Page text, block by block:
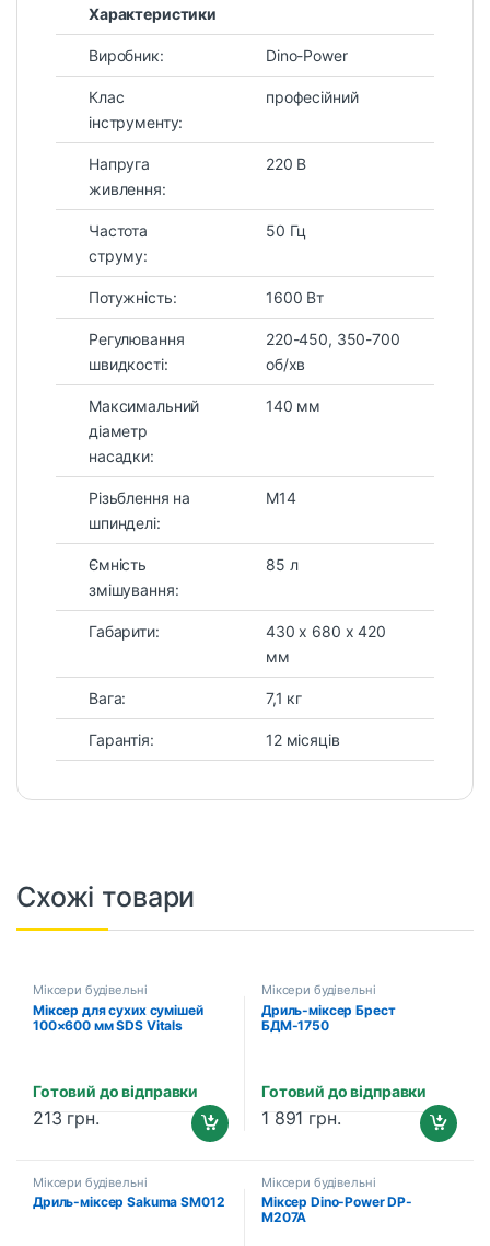
Характеристики
Виробник: Dino-Power
Клас
інструменту:
професійний
Напруга
живлення:
220 В
Частота
струму:
50 Гц
Потужність: 1600 Вт
Регулювання
швидкості:
220-450, 350-700
об/хв
Максимальний
діаметр
насадки:
140 мм
Різьблення на
шпинделі:
М14
Ємність
змішування:
85 л
Габарити:
430 х 680 х 420
мм
Вага: 7,1 кг
Гарантія: 12 місяців
Схожі товари
Міксери будівельні
Міксер для сухих сумішей
100×600 мм SDS Vitals
Готовий до відправки
213 грн.
Міксери будівельні
Дриль-міксер Брест
БДМ-1750
Готовий до відправки
1 891 грн.
Міксери будівельні
Дриль-міксер Sakuma SM012
Міксери будівельні
Міксер Dino-Power DP-
M207A